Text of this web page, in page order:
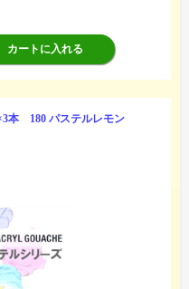
カートに入れる
本 180 パステルレモン